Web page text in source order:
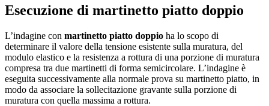
Esecuzione di martinetto piatto doppio
L’indagine con martinetto piatto doppio ha lo scopo di
determinare il valore della tensione esistente sulla muratura, del
modulo elastico e la resistenza a rottura di una porzione di muratura
compresa tra due martinetti di forma semicircolare. L’indagine è
eseguita successivamente alla normale prova su martinetto piatto, in
modo da associare la sollecitazione gravante sulla porzione di
muratura con quella massima a rottura.